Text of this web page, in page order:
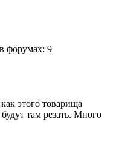
этого товарища
там резать. Много